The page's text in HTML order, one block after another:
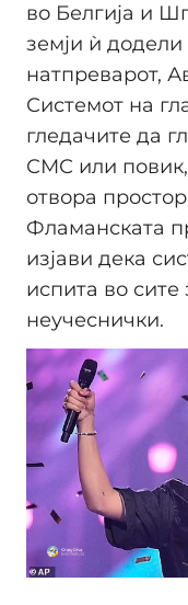
во Белгија и
земји ѝ
натпреварот,
Системот на
гледачите да
СМС или
отвора
Фламанската
изјави дека
испита во сите
неучеснички.